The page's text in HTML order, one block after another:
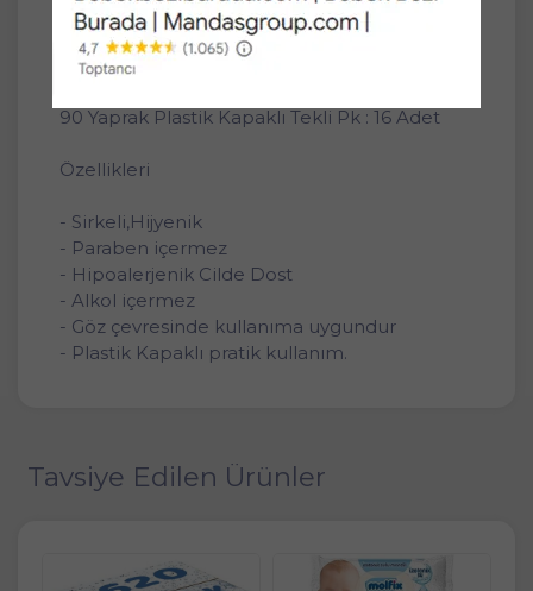
16 Adet
- Familia Islak Havlu Mendil Yeşilin Tazeliği 90
Yaprak Plastik Kapaklı Tekli Pk : 16 Adet
90 Yaprak Plastik Kapaklı Tekli Pk : 16 Adet
Özellikleri
- Sirkeli,Hijyenik
- Paraben içermez
- Hipoalerjenik Cilde Dost
- Alkol içermez
- Göz çevresinde kullanıma uygundur
- Plastik Kapaklı pratik kullanım.
Tavsiye Edilen Ürünler